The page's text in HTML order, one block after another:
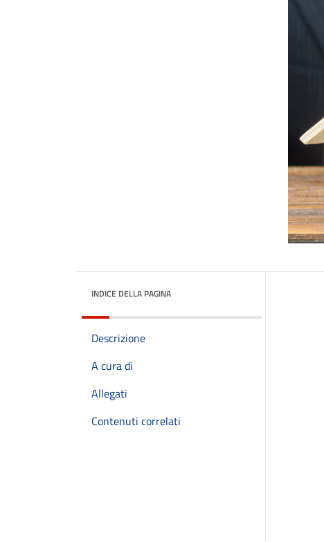
INDICE DELLA PAGINA
Descrizione
A cura di
Allegati
Contenuti correlati